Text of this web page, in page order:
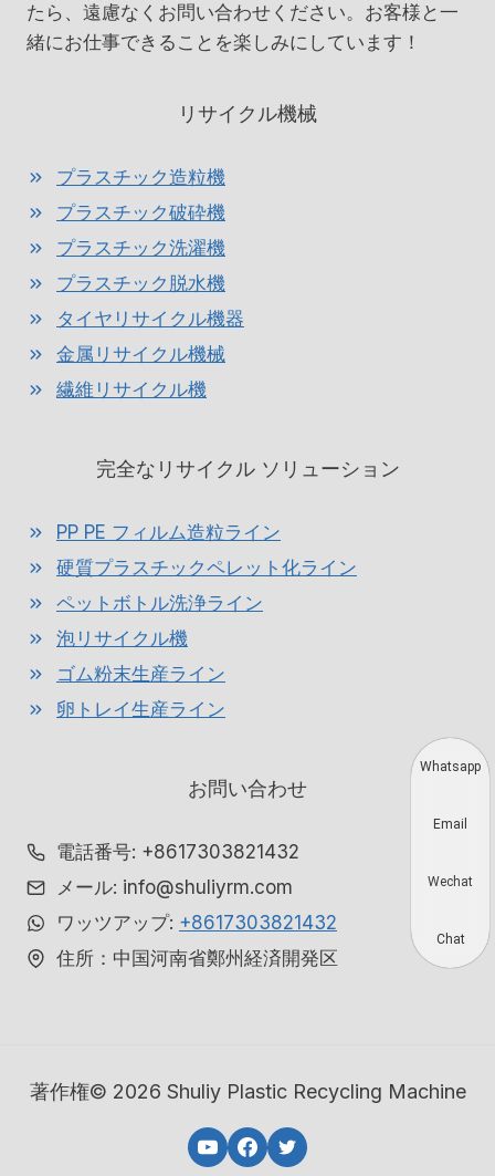
たら、遠慮なくお問い合わせください。お客様と一
緒にお仕事できることを楽しみにしています！
リサイクル機械
プラスチック造粒機
プラスチック破砕機
プラスチック洗濯機
プラスチック脱水機
タイヤリサイクル機器
金属リサイクル機械
繊維リサイクル機
完全なリサイクル ソリューション
PP PE フィルム造粒ライン
硬質プラスチックペレット化ライン
ペットボトル洗浄ライン
泡リサイクル機
ゴム粉末生産ライン
卵トレイ生産ライン
お問い合わせ
電話番号: +8617303821432
メール: info@shuliyrm.com
ワッツアップ: +8617303821432
住所：中国河南省鄭州経済開発区
著作権© 2026 Shuliy Plastic Recycling Machine
Whatsapp
Email
Wechat
Chat